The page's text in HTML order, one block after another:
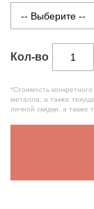
Кол-во
*Стоимость
металла, а также
личной скидки, а также